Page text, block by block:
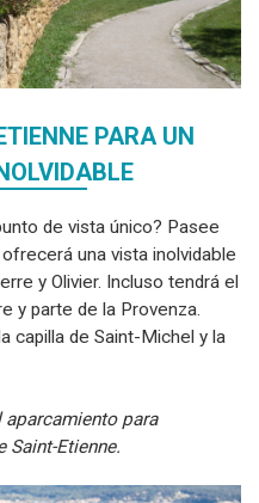
PARA UN
de vista único? Pasee
una vista inolvidable
y Olivier. Incluso tendrá el
y parte de la Provenza.
capilla de Saint-Michel y la
para
Saint-Etienne.